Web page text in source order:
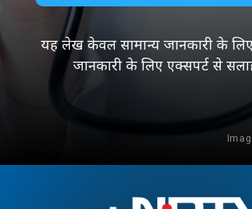
यह लेख केवल सामान्य जानकारी के
जानकारी के लिए एक्सपर्ट से